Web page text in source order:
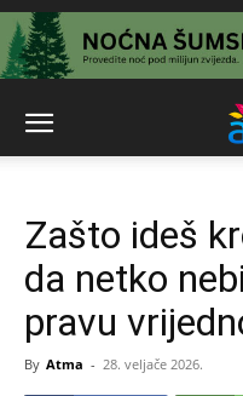
Zašto ideš
da netko
pravu
By Atma - 28. veljače 2026.